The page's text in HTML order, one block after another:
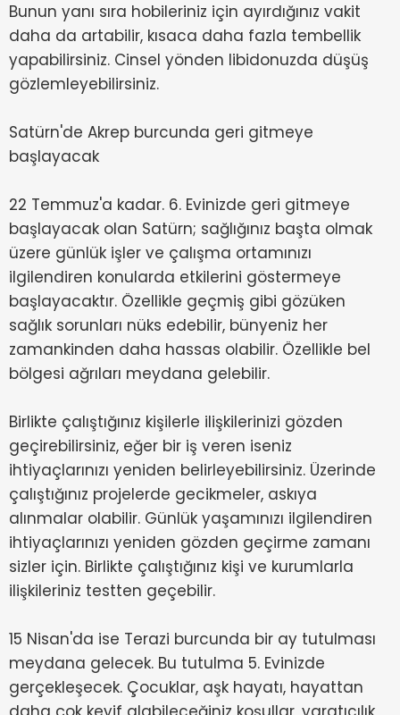
Bunun yanı sıra hobileriniz için ayırdığınız vakit
daha da artabilir, kısaca daha fazla tembellik
yapabilirsiniz. Cinsel yönden libidonuzda düşüş
gözlemleyebilirsiniz.
Satürn'de Akrep burcunda geri gitmeye
başlayacak
22 Temmuz'a kadar. 6. Evinizde geri gitmeye
başlayacak olan Satürn; sağlığınız başta olmak
üzere günlük işler ve çalışma ortamınızı
ilgilendiren konularda etkilerini göstermeye
başlayacaktır. Özellikle geçmiş gibi gözüken
sağlık sorunları nüks edebilir, bünyeniz her
zamankinden daha hassas olabilir. Özellikle bel
bölgesi ağrıları meydana gelebilir.
Birlikte çalıştığınız kişilerle ilişkilerinizi gözden
geçirebilirsiniz, eğer bir iş veren iseniz
ihtiyaçlarınızı yeniden belirleyebilirsiniz. Üzerinde
çalıştığınız projelerde gecikmeler, askıya
alınmalar olabilir. Günlük yaşamınızı ilgilendiren
ihtiyaçlarınızı yeniden gözden geçirme zamanı
sizler için. Birlikte çalıştığınız kişi ve kurumlarla
ilişkileriniz testten geçebilir.
15 Nisan'da ise Terazi burcunda bir ay tutulması
meydana gelecek. Bu tutulma 5. Evinizde
gerçekleşecek. Çocuklar, aşk hayatı, hayattan